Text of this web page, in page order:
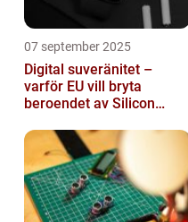
07 september 2025
Digital suveränitet –
varför EU vill bryta
beroendet av Silicon